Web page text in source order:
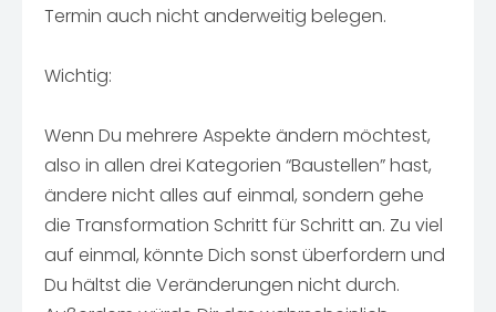
Termin auch nicht anderweitig belegen.
Wichtig:
Wenn Du mehrere Aspekte ändern möchtest,
also in allen drei Kategorien “Baustellen” hast,
ändere nicht alles auf einmal, sondern gehe
die Transformation Schritt für Schritt an. Zu viel
auf einmal, könnte Dich sonst überfordern und
Du hältst die Veränderungen nicht durch.